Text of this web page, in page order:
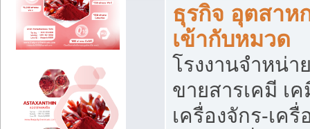
ธุรกิจ อุตสาห
เข้ากับหมวด
โรงงานจำหน่
ขายสารเคมี เ
เครื่องจักร-เค